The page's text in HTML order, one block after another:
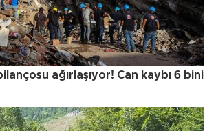
ağırlaşıyor! Can kaybı 6 bini